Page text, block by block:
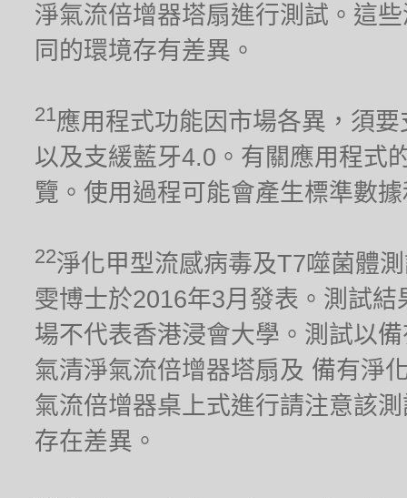
淨氣流倍增器塔扇進行測試。這
同的環境存有差異。
21應用程式功能因市場各異，須
以及支緩藍牙4.0。有關應用程式
覽。使用過程可能會產生標準數
22淨化甲型流感病毒及T7噬菌體
雯博士於2016年3月發表。測試
場不代表香港浸會大學。測試以
氣清淨氣流倍增器塔扇及 備有淨
氣流倍增器桌上式進行請注意該
存在差異。